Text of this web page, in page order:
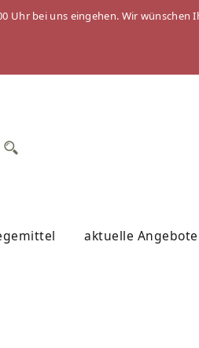
Uhr bei uns eingehen. Wir wünschen
aktuelle Angebote